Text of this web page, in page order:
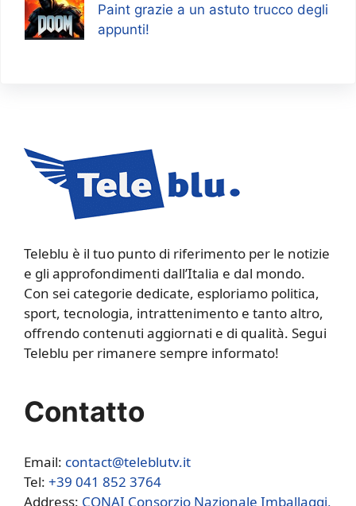
Paint grazie a un astuto trucco degli
appunti!
Teleblu è il tuo punto di riferimento per le notizie
e gli approfondimenti dall’Italia e dal mondo.
Con sei categorie dedicate, esploriamo politica,
sport, tecnologia, intrattenimento e tanto altro,
offrendo contenuti aggiornati e di qualità. Segui
Teleblu per rimanere sempre informato!
Contatto
Email: contact@teleblutv.it
Tel: +39 041 852 3764
Address: CONAI Consorzio Nazionale Imballaggi,